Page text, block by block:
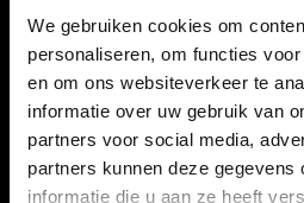
We gebruiken cookies om
personaliseren, om functies
en om ons websiteverkeer te
informatie over uw gebruik van
partners voor social media,
partners kunnen deze gegevens
informatie die u aan ze heeft
Persooneelsgids
Antidiscriminatiebeleid
Klacht indienen